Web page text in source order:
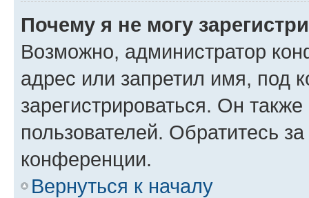
Почему я не могу
Возможно, администратор
адрес или запретил имя, под
зарегистрироваться. Он
пользователей. Обратитесь
конференции.
Вернуться к началу